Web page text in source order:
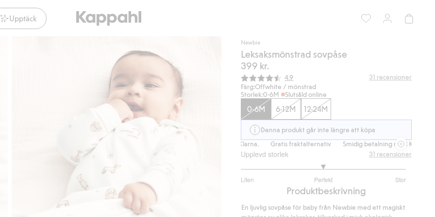
Upptäck
Newbie
Leksaksmönstrad sovpåse
399 kr.
Snittbetyg:
4.9 31 recensioner
Färg:Offwhite / mönstrad
Storlek:0-6M Slutsåld online
0-6M 6-12M 12-24M
Denna produkt går inte längre att köpa
Gratis fraktalternativ
Smidig betalning med Klarna. Gratis fraktalternativ Smidig betalning med Klarna.
Upplevd storlek
Liten Perfekt Stor
utav
28
31 recensioner
Produktbeskrivning
En ljuvlig sovpåse för baby från Newbie med ett magiskt